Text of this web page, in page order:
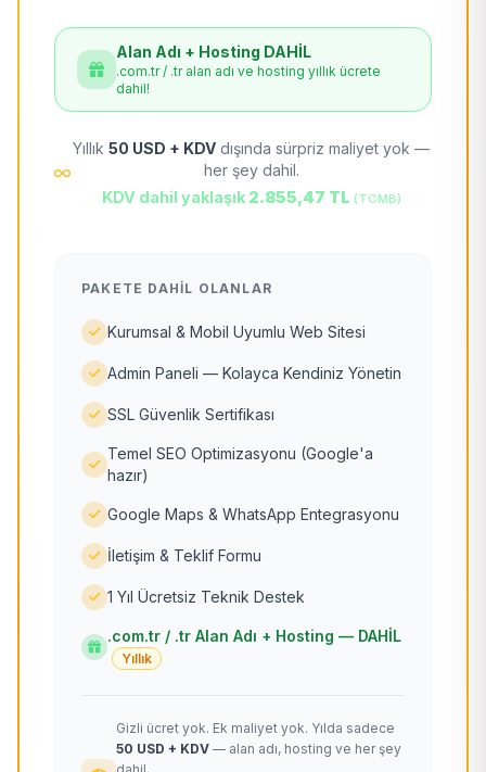
Alan Adı + Hosting DAHİL
.com.tr / .tr alan adı ve hosting yıllık ücrete
dahil!
Yıllık 50 USD + KDV dışında sürpriz maliyet yok —
her şey dahil.
KDV dahil yaklaşık 2.855,47 TL (TCMB)
PAKETE DAHIL OLANLAR
Kurumsal & Mobil Uyumlu Web Sitesi
Admin Paneli — Kolayca Kendiniz Yönetin
SSL Güvenlik Sertifikası
Temel SEO Optimizasyonu (Google'a
hazır)
Google Maps & WhatsApp Entegrasyonu
İletişim & Teklif Formu
1 Yıl Ücretsiz Teknik Destek
.com.tr / .tr Alan Adı + Hosting — DAHİL
Yıllık
Gizli ücret yok. Ek maliyet yok. Yılda sadece
50 USD + KDV — alan adı, hosting ve her şey